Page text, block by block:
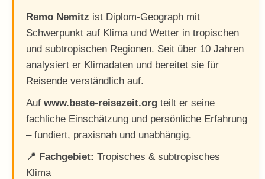
Remo Nemitz ist Diplom-Geograph mit
Schwerpunkt auf Klima und Wetter in tropischen
und subtropischen Regionen. Seit über 10 Jahren
analysiert er Klimadaten und bereitet sie für
Reisende verständlich auf.
Auf www.beste-reisezeit.org teilt er seine
fachliche Einschätzung und persönliche Erfahrung
– fundiert, praxisnah und unabhängig.
📍 Fachgebiet: Tropisches & subtropisches
Klima